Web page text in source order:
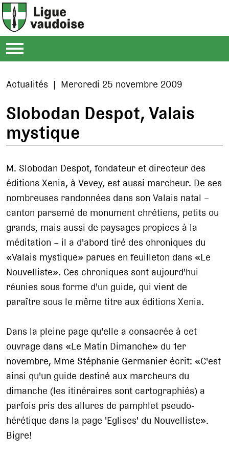
Actualités | Mercredi 25 novembre 2009
Slobodan Despot, Valais
mystique
M. Slobodan Despot, fondateur et directeur des
éditions Xenia, à Vevey, est aussi marcheur. De ses
nombreuses randonnées dans son Valais natal –
canton parsemé de monument chrétiens, petits ou
grands, mais aussi de paysages propices à la
méditation – il a d'abord tiré des chroniques du
«Valais mystique» parues en feuilleton dans «Le
Nouvelliste». Ces chroniques sont aujourd'hui
réunies sous forme d'un guide, qui vient de
paraître sous le même titre aux éditions Xenia.
Dans la pleine page qu'elle a consacrée à cet
ouvrage dans «Le Matin Dimanche» du 1er
novembre, Mme Stéphanie Germanier écrit: «C'est
ainsi qu'un guide destiné aux marcheurs du
dimanche (les itinéraires sont cartographiés) a
parfois pris des allures de pamphlet pseudo-
hérétique dans la page 'Eglises' du Nouvelliste».
Bigre!